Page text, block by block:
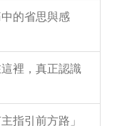
的省思與感
裡，真正認識
指引前方路」